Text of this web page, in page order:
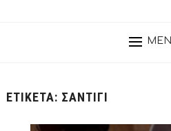
ΕΤΙΚΈΤΑ: ΣΑΝΤΙΓΊ